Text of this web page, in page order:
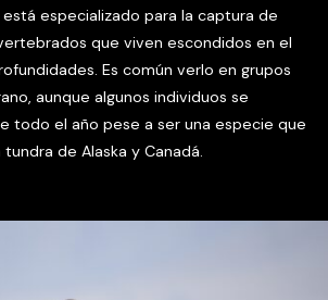
especializado para la captura de
que viven escondidos en el
Es común verlo en grupos
aunque algunos individuos se
todo el año pese a ser una especie que
de Alaska y Canadá.